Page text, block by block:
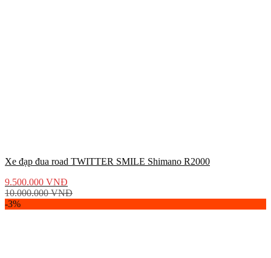
Xe đạp đua road TWITTER SMILE Shimano R2000
9.500.000 VNĐ
10.000.000VNĐ
-3%